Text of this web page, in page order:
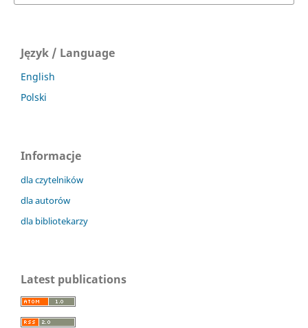
Język / Language
English
Polski
Informacje
dla czytelników
dla autorów
dla bibliotekarzy
Latest publications